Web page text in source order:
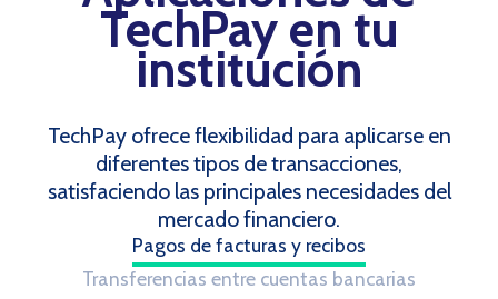
TechPay en tu
institución
TechPay ofrece flexibilidad para aplicarse en
diferentes tipos de transacciones,
satisfaciendo las principales necesidades del
mercado financiero.
Pagos de facturas y recibos
Transferencias entre cuentas bancarias